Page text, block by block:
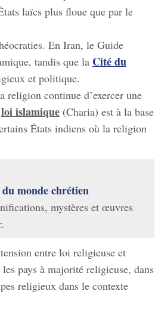
laïcs plus floue que par le
En Iran, le Guide
tandis que la Cité du
et politique.
religion continue d’exercer une
loi islamique (Charia) est à la base
États indiens où la religion
monde chrétien
mystères et œuvres
entre loi religieuse et
pays à majorité religieuse, dans
religieux dans le contexte